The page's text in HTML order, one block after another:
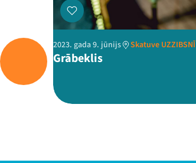
2023. gada 9. jūnijs Skatuve UZZIBSNĪ
Grābeklis